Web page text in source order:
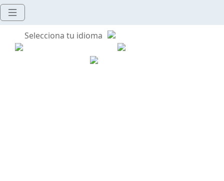
Selecciona tu idioma